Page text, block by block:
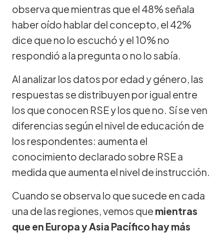
observa que mientras que el 48% señala
haber oído hablar del concepto, el 42%
dice que no lo escuchó y el 10% no
respondió a la pregunta o no lo sabía.
Al analizar los datos por edad y género, las
respuestas se distribuyen por igual entre
los que conocen RSE y los que no. Sí se ven
diferencias según el nivel de educación de
los respondentes: aumenta el
conocimiento declarado sobre RSE a
medida que aumenta el nivel de instrucción.
Cuando se observa lo que sucede en cada
una de las regiones, vemos que mientras
que en Europa y Asia Pacífico hay más